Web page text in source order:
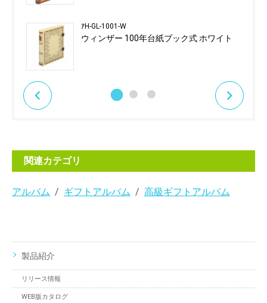
ｱH-GL-1001-W
ウィンザー 100年台紙ブック式 ホワイト
関連カテゴリ
アルバム ギフトアルバム 高級ギフトアルバム
製品紹介
リリース情報
WEB版カタログ